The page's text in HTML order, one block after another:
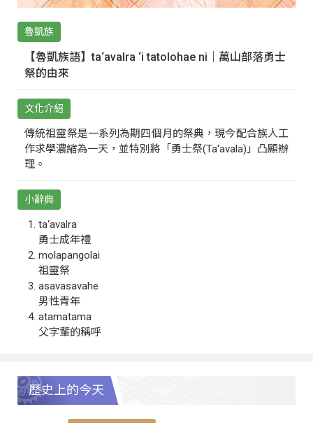
魯凱族
【魯凱族語】ta‘avalra ‘i tatolohae ni｜萬山部落勇士
祭的由來
文化介紹
傳統祖靈祭是一系列為期四個月的祭典，現今配合族人工
作求學濃縮為一天，並特別將「勇士祭(Ta‘avala)」凸顯辦
理。
小辭典
ta‘avalra
勇士成年禮
molapangolai
祖靈祭
asavasavahe
男性青年
atamatama
父字輩的稱呼
歷史上的今天